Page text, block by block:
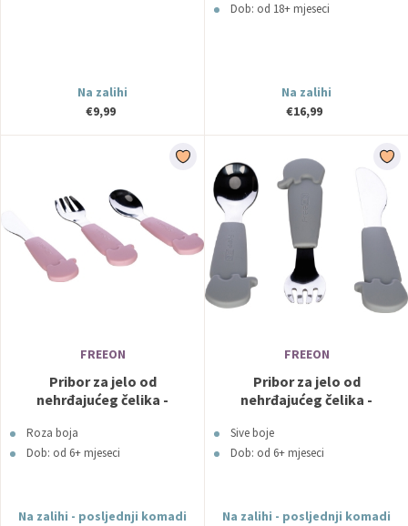
Na zalihi
€9,99
Dob: od 18+ mjeseci
Na zalihi
€16,99
FREEON
Pribor za jelo od
nehrđajućeg čelika -
Roza boja
Dob: od 6+ mjeseci
Na zalihi - posljednji komadi
FREEON
Pribor za jelo od
nehrđajućeg čelika -
Sive boje
Dob: od 6+ mjeseci
Na zalihi - posljednji komadi